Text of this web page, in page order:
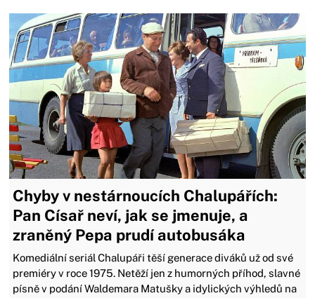
Chyby v nestárnoucích Chalupářích:
Pan Císař neví, jak se jmenuje, a
zraněný Pepa prudí autobusáka
Komediální seriál Chalupáři těší generace diváků už od své
premiéry v roce 1975. Netěží jen z humorných příhod, slavné
písně v podání Waldemara Matušky a idylických výhledů na